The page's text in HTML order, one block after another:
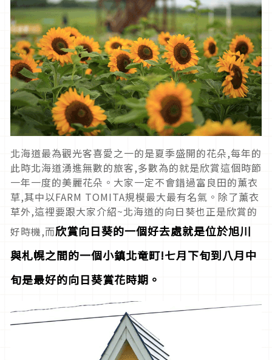
北海道最為觀光客喜愛之一的是夏季盛開的花朵,每年的
此時北海道湧進無數的旅客,多數為的就是欣賞這個時節
一年一度的美麗花朵。大家一定不會錯過富良田的薰衣
草,其中以FARM TOMITA規模最大最有名氣。除了薰衣
草外,這裡要跟大家介紹~北海道的向日葵也正是欣賞的
好時機,而欣賞向日葵的一個好去處就是位於旭川
與札幌之間的一個小鎮北竜町!七月下旬到八月中
旬是最好的向日葵賞花時期。